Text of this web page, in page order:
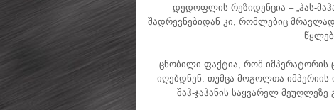
დედოფლის რეზიდენცია – „ჰას-
შადრევნებიდან კი, რომლებიც
ცნობილი ფაქტია, რომ
იღებდნენ. თუმცა მოგოლთა
შაჰ-ჯაჰანის საყვარელ